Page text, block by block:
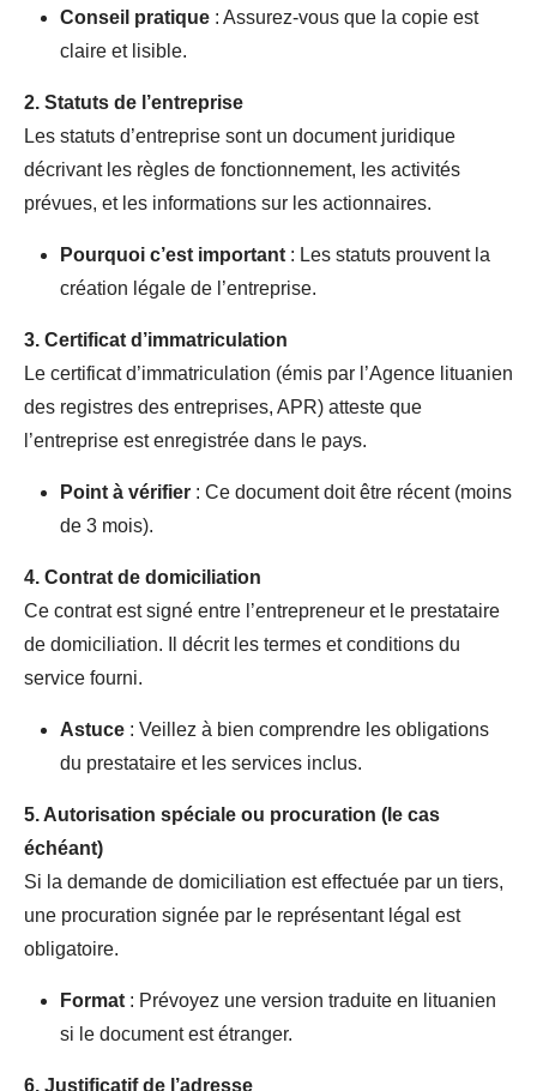
Conseil pratique : Assurez-vous que la copie est
claire et lisible.
2. Statuts de l’entreprise
Les statuts d’entreprise sont un document juridique
décrivant les règles de fonctionnement, les activités
prévues, et les informations sur les actionnaires.
Pourquoi c’est important : Les statuts prouvent la
création légale de l’entreprise.
3. Certificat d’immatriculation
Le certificat d’immatriculation (émis par l’Agence lituanien
des registres des entreprises, APR) atteste que
l’entreprise est enregistrée dans le pays.
Point à vérifier : Ce document doit être récent (moins
de 3 mois).
4. Contrat de domiciliation
Ce contrat est signé entre l’entrepreneur et le prestataire
de domiciliation. Il décrit les termes et conditions du
service fourni.
Astuce : Veillez à bien comprendre les obligations
du prestataire et les services inclus.
5. Autorisation spéciale ou procuration (le cas
échéant)
Si la demande de domiciliation est effectuée par un tiers,
une procuration signée par le représentant légal est
obligatoire.
Format : Prévoyez une version traduite en lituanien
si le document est étranger.
6. Justificatif de l’adresse